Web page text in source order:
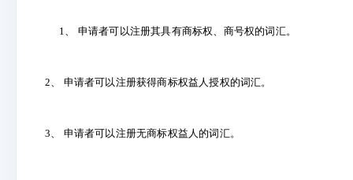
1 、 申请者可以注册其具有商标权、商号权的词汇。
2 、 申请者可以注册获得商标权益人授权的词汇。
3 、 申请者可以注册无商标权益人的词汇。